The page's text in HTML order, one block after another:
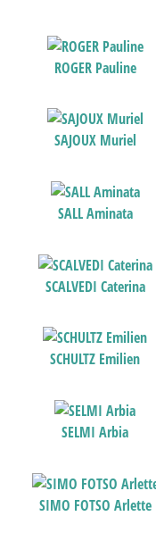
ROGER Pauline
SAJOUX Muriel
SALL Aminata
SCALVEDI Caterina
SCHULTZ Emilien
SELMI Arbia
SIMO FOTSO Arlette